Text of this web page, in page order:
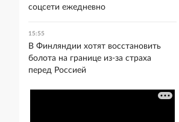
соцсети ежедневно
15:55
В Финляндии хотят восстановить
болота на границе из-за страха
перед Россией